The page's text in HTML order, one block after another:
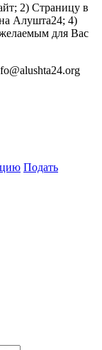
2) Страницу в
Алушта24; 4)
для Вас
Подать